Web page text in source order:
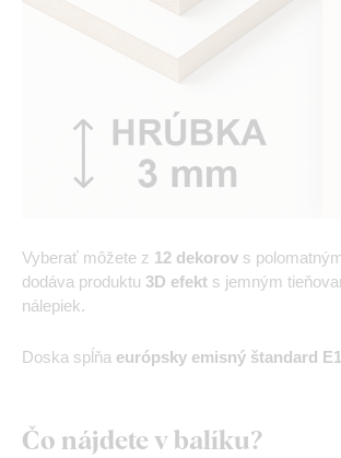
Vyberať môžete z 12 dekorov s
dodáva produktu 3D efekt s jemným
nálepiek.
Doska spĺňa európsky emisný štandard E1
Čo nájdete v balíku?